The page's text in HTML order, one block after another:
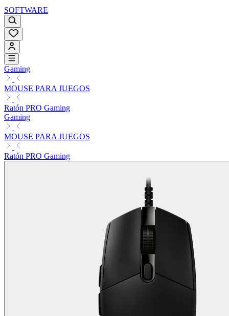
SOFTWARE
Gaming
MOUSE PARA JUEGOS
Ratón PRO Gaming
Gaming
MOUSE PARA JUEGOS
Ratón PRO Gaming